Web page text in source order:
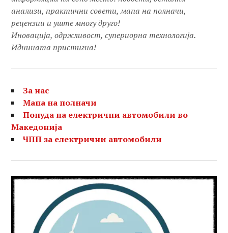
анализи, практични совети, мапа на полначи,
рецензии и уште многу друго!
Иновација, одржливост, супериорна технологија.
Иднината пристигна!
За нас
Мапа на полначи
Понуда на електрични автомобили во
Македонија
ЧПП за електрични автомобили